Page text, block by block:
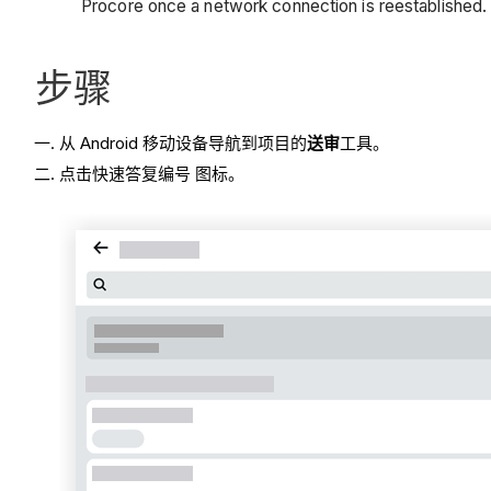
Procore once a network connection is reestablished.
步骤
从 Android 移动设备导航到项目的送审工具。
点击快速答复编号 图标。